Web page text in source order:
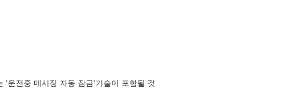
'운전중 메시징 자동 잠금'기술이 포함될 것